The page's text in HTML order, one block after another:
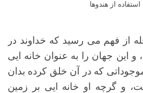
استفاده از هندوها
از فهم می رسید که خداوند در
، و این جهان را به عنوان خانه ایی
که در آن خلق کرده بدان
و گرچه او خانه ایی بر زمین